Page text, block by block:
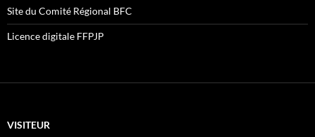
Site du Comité Régional BFC
Licence digitale FFPJP
VISITEUR